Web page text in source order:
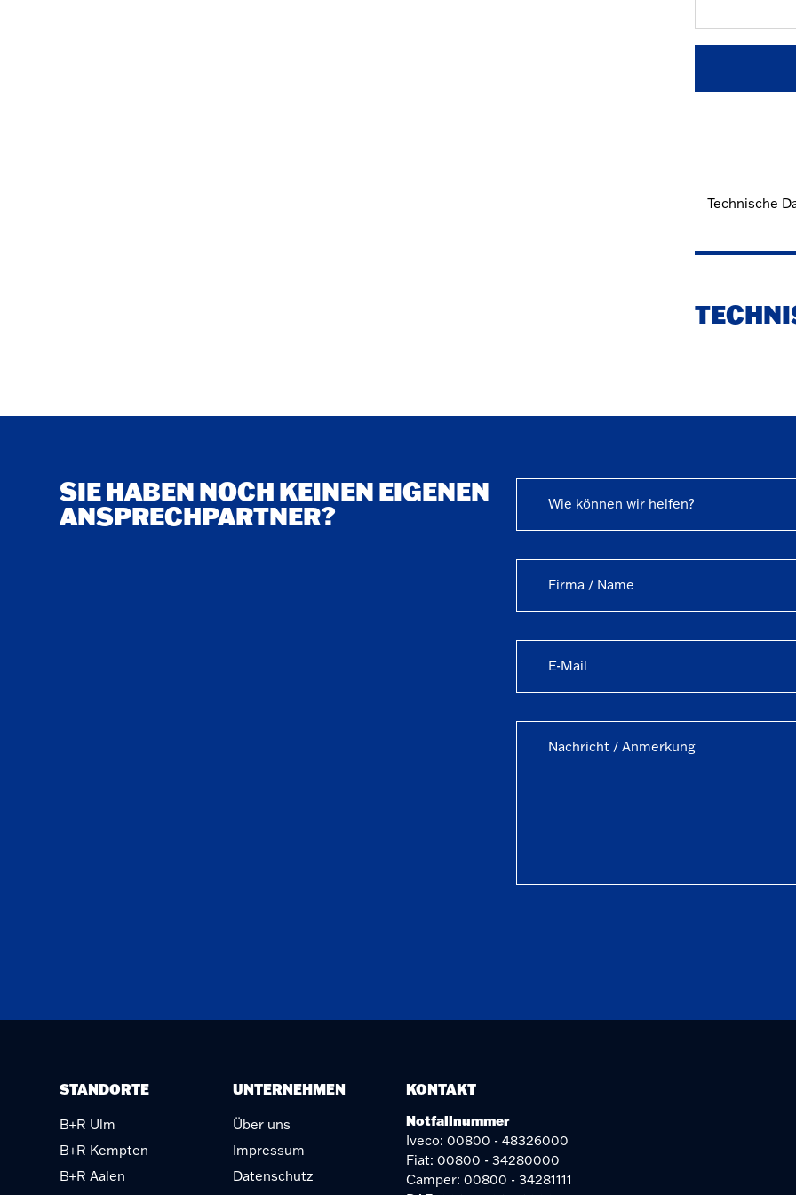
Technische
SIE HABEN NOCH KEINEN EIGENEN
ANSPRECHPARTNER? Wie können wir helfen?
STANDORTE
B+R Ulm
B+R Kempten
B+R Aalen
UNTERNEHMEN
Über uns
Impressum
Datenschutz
KONTAKT
Notfallnummer
Iveco: 00800 - 48326000
Fiat: 00800 - 34280000
Camper: 00800 - 34281111